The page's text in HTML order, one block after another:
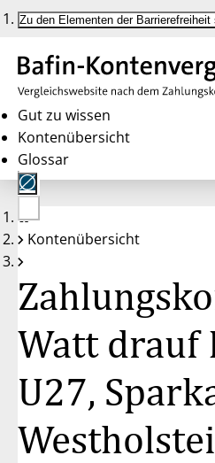
Zu den Elementen der Barrierefreiheit
Gut zu wissen
Kontenübersicht
Glossar
Keine
Konten
Kontenübersicht
Watt drauf
U27,